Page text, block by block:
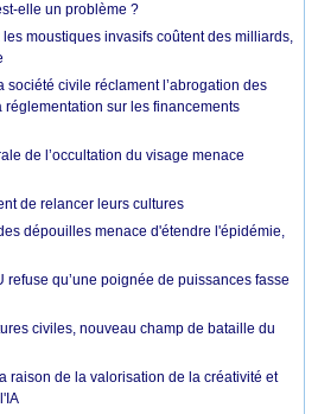
elle un problème ?
moustiques invasifs coûtent des milliards,
société civile réclament l’abrogation des
sur les financements
de l’occultation du visage menace
de relancer leurs cultures
dépouilles menace d'étendre l'épidémie,
refuse qu’une poignée de puissances fasse
civiles, nouveau champ de bataille du
raison de la valorisation de la créativité et